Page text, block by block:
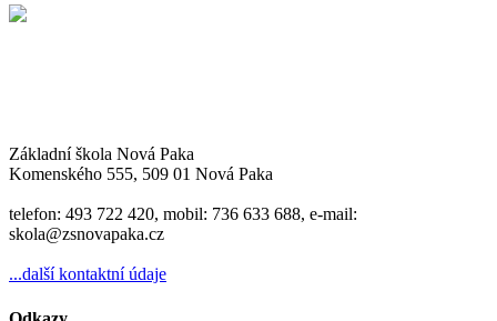
Základní škola Nová Paka
Komenského 555, 509 01 Nová Paka
telefon: 493 722 420, mobil: 736 633 688, e-mail:
skola@zsnovapaka.cz
...další kontaktní údaje